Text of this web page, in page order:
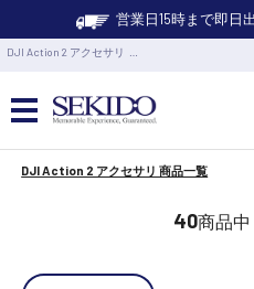
営業日15時まで即日
DJI Action 2 アクセサリ …
カメラドローン・生活家電
DJI Action 2 アクセサリ 商品一覧
40商品中